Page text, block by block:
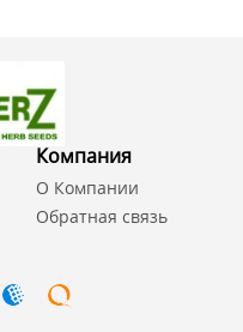
Компания
О Компании
Обратная связь